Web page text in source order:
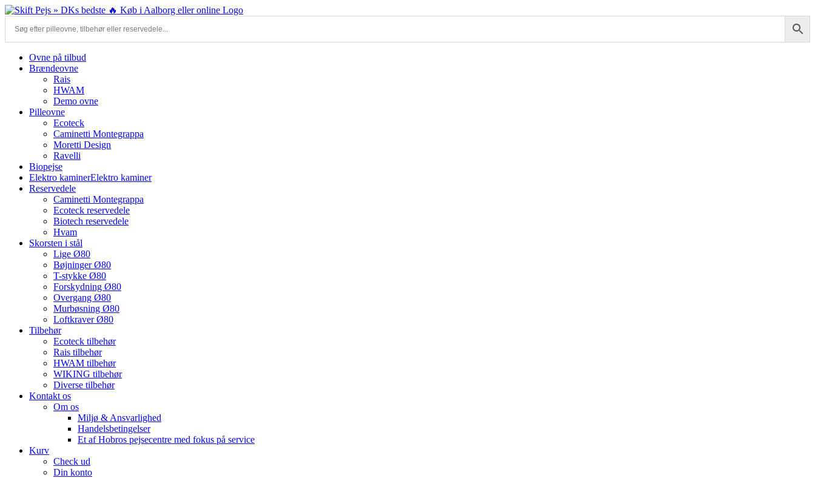
Skip
content
Ovne på tilbud
Brændeovne
Rais
HWAM
Demo ovne
Pilleovne
Ecoteck
Caminetti Montegrappa
Moretti Design
Ravelli
Biopejse
Elektro kaminerElektro kaminer
Reservedele
Caminetti Montegrappa
Ecoteck reservedele
Biotech reservedele
Hvam
Skorsten i stål
Lige Ø80
Bøjninger Ø80
T-stykke Ø80
Forskydning Ø80
Overgang Ø80
Murbøsning Ø80
Loftkraver Ø80
Tilbehør
Ecoteck tilbehør
Rais tilbehør
HWAM tilbehør
WIKING tilbehør
Diverse tilbehør
Kontakt os
Om os
Miljø & Ansvarlighed
Handelsbetingelser
Et af Hobros pejsecentre med fokus på service
Kurv
Check ud
Din konto